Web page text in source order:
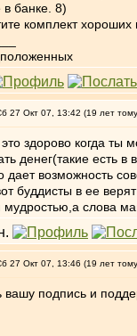
банке. 8)
комплект
27 Окт 07, 13:42 (19 лет
здорово когда
денег(такие есть
возможность
буддисты в ее
мудростью,а слова
27 Окт 07, 13:46 (19 лет
вашу подпись и